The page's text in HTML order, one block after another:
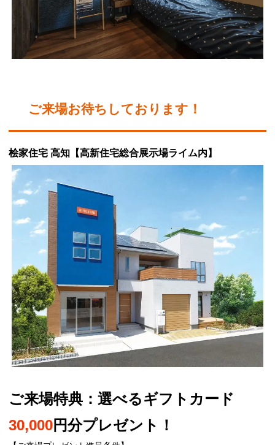
ご来場お待ちしております！
桧家住宅 高知【高新住宅総合展示場ライム内】
ご来場特典：選べるギフトカード
30,000円分プレゼント！